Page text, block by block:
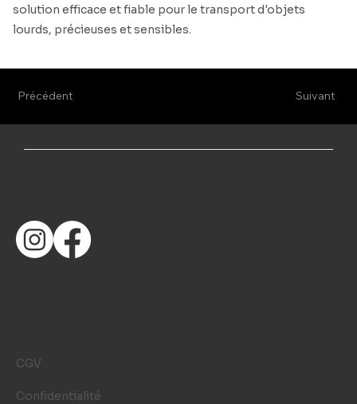
solution efficace et fiable pour le transport d'objets
lourds, précieuses et sensibles.
Précédent Suivant
CGV
Confidentialité